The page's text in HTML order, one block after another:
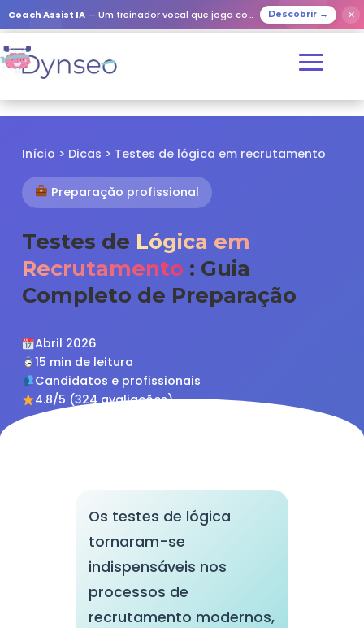
Coach Assist IA — Um treinador vocal que joga com os seus entes queridos Descobrir → ✕
Início > Dicas > Testes de lógica em recrutamento
Preparação profissional
Testes de Lógica em
Recrutamento : Guia
Completo de Preparação
Abril 2026
15 min de leitura
Candidatos e profissionais
4.8/5 (324 avaliações)
Os testes de lógica
tornaram-se
indispensáveis nos
processos de
recrutamento modernos,